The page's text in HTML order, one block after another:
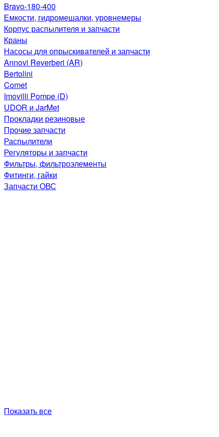
Bravo-180-400
Емкости, гидромешалки, уровнемеры
Корпус распылителя и запчасти
Краны
Насосы для опрыскивателей и запчасти
Annovi Reverberi (AR)
Bertolini
Comet
Imovilli Pompe (D)
UDOR и JarMet
Прокладки резиновые
Прочие запчасти
Распылители
Регуляторы и запчасти
Фильтры, фильтроэлементы
Фитинги, гайки
Запчасти ОВС
Показать все